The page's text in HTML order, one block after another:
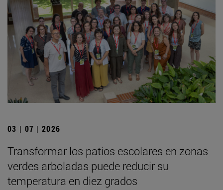
03 | 07 | 2026
Transformar los patios escolares en zonas
verdes arboladas puede reducir su
temperatura en diez grados